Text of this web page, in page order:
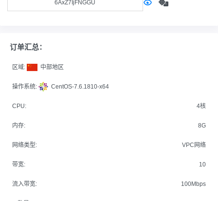
订单汇总：
区域: 中部地区
操作系统: CentOS-7.6.1810-x64
CPU: 4核
内存: 8G
网络类型: VPC网络
带宽: 10
流入带宽: 100Mbps